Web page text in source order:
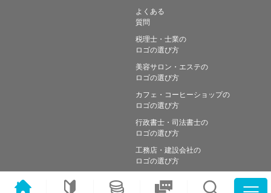
よくある
質問
税理士・士業の
ロゴの選び方
美容サロン・エステの
ロゴの選び方
カフェ・コーヒーショップの
ロゴの選び方
行政書士・司法書士の
ロゴの選び方
工務店・建設会社の
ロゴの選び方